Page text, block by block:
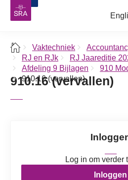
Vaktechniek
RJ en RJk
RJ Jaareditie
Afdeling 9 Bijlagen
910
910.16 (vervallen)
910.16 (vervallen)
Log in om verder
Inloggen